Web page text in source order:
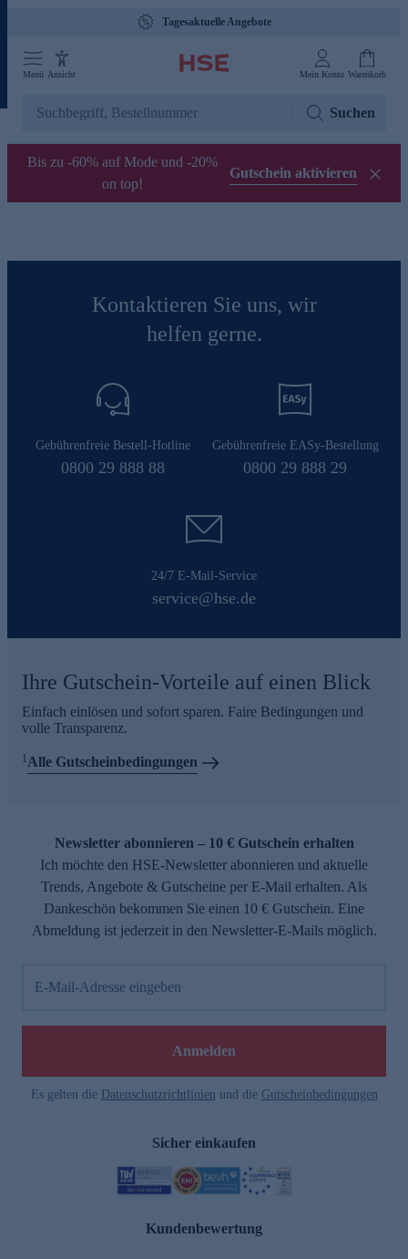
Tagesaktuelle Angebote
Menü Ansicht Mein Konto Warenkorb
Suchen
Bis zu -60% auf Mode und -20%
on top!
Gutschein aktivieren
Kontaktieren Sie uns, wir
helfen gerne.
Gebührenfreie Bestell-Hotline
0800 29 888 88
Gebührenfreie EASy-Bestellung
0800 29 888 29
24/7 E-Mail-Service
service@hse.de
Ihre Gutschein-Vorteile auf einen Blick
Einfach einlösen und sofort sparen. Faire Bedingungen und
volle Transparenz.
1Alle Gutscheinbedingungen
Newsletter abonnieren – 10 € Gutschein erhalten
Ich möchte den HSE-Newsletter abonnieren und aktuelle
Trends, Angebote & Gutscheine per E-Mail erhalten. Als
Dankeschön bekommen Sie einen 10 € Gutschein. Eine
Abmeldung ist jederzeit in den Newsletter-E-Mails möglich.
E-Mail-Adresse eingeben
Anmelden
Es gelten die Datenschutzrichtlinien und die Gutscheinbedingungen
Sicher einkaufen
Kundenbewertung